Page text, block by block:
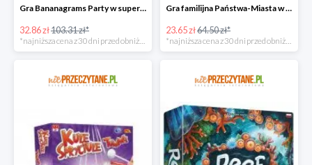
Gra Bananagrams Party w super cenie
32.86 zł103.31 zł*
*najniższa cena z 30 dni przed obniżką
Gra familijna Państwa-Miasta w super cenie
23.65 zł64.50 zł*
*najniższa cena z 30 dni przed obniżką